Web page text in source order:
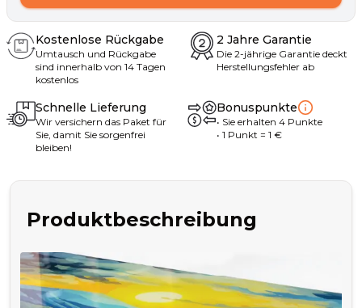
Kostenlose Rückgabe
Umtausch und Rückgabe
sind innerhalb von 14 Tagen
kostenlos
2 Jahre Garantie
Die 2-jährige Garantie deckt
Herstellungsfehler ab
Schnelle Lieferung
Wir versichern das Paket für
Sie, damit Sie sorgenfrei
bleiben!
Bonuspunkte
• Sie erhalten 4 Punkte
• 1 Punkt = 1 €
Produktbeschreibung